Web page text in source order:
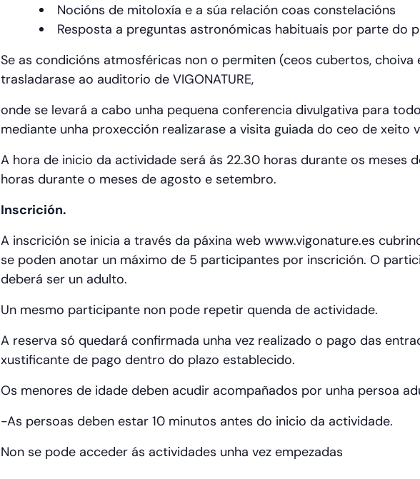
Nocións de mitoloxía e a súa relación coas constelacións
Resposta a preguntas astronómicas habituais por parte do
Se as condicións atmosféricas non o permiten (ceos cubertos, choiva
trasladarase ao auditorio de VIGONATURE,
onde se levará a cabo unha pequena conferencia divulgativa para
mediante unha proxección realizarase a visita guiada do ceo de xeito
A hora de inicio da actividade será ás 22.30 horas durante os meses
horas durante o meses de agosto e setembro.
Inscrición.
A inscrición se inicia a través da páxina web www.vigonature.es
se poden anotar un máximo de 5 participantes por inscrición. O
deberá ser un adulto.
Un mesmo participante non pode repetir quenda de actividade.
A reserva só quedará confirmada unha vez realizado o pago das
xustificante de pago dentro do plazo establecido.
Os menores de idade deben acudir acompañados por unha persoa
-As persoas deben estar 10 minutos antes do inicio da actividade.
Non se pode acceder ás actividades unha vez empezadas